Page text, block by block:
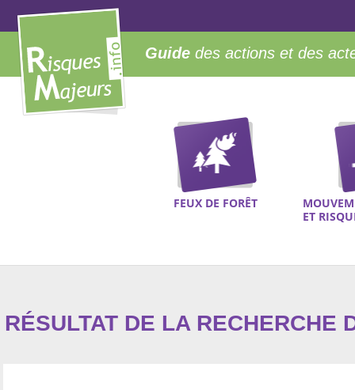
Guide des actions et des
FEUX DE FORÊT
ET
RÉSULTAT DE LA RECHERCHE